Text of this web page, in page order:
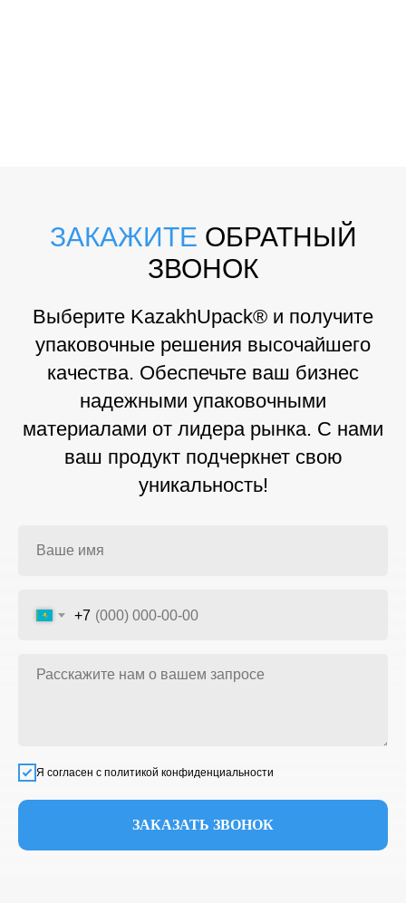
ЗАКАЖИТЕ ОБРАТНЫЙ
ЗВОНОК
Выберите KazakhUpack® и получите
упаковочные решения высочайшего
качества. Обеспечьте ваш бизнес
надежными упаковочными
материалами от лидера рынка. С нами
ваш продукт подчеркнет свою
уникальность!
+7
Я согласен с политикой конфиденциальности
ЗАКАЗАТЬ ЗВОНОК